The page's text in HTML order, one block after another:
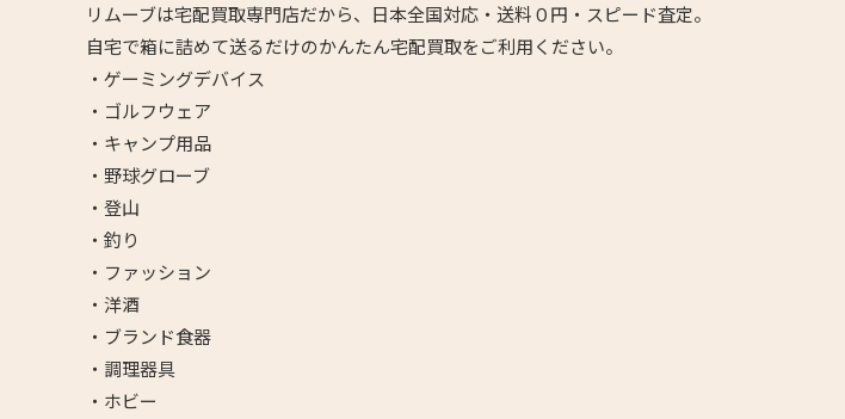
リムーブは宅配買取専門店だから、日本全国対応・送料０円・スピード査定。
自宅で箱に詰めて送るだけのかんたん宅配買取をご利用ください。
・ゲーミングデバイス
・ゴルフウェア
・キャンプ用品
・野球グローブ
・登山
・釣り
・ファッション
・洋酒
・ブランド食器
・調理器具
・ホビー